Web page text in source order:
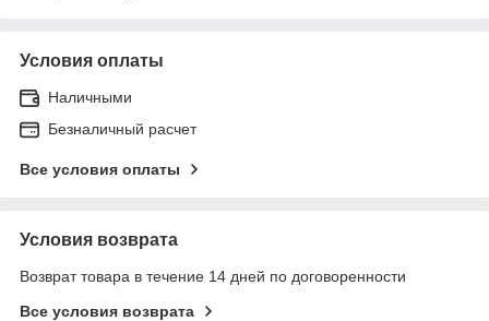
Условия оплаты
Наличными
Безналичный расчет
Все условия оплаты
Условия возврата
Возврат товара в течение 14 дней по договоренности
Все условия возврата